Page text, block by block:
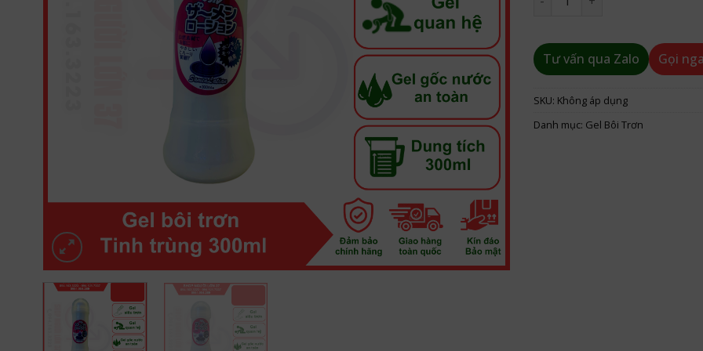
Tư vấn qua Zalo Gọi
SKU: Không áp dụng
Danh mục: Gel Bôi Trơn